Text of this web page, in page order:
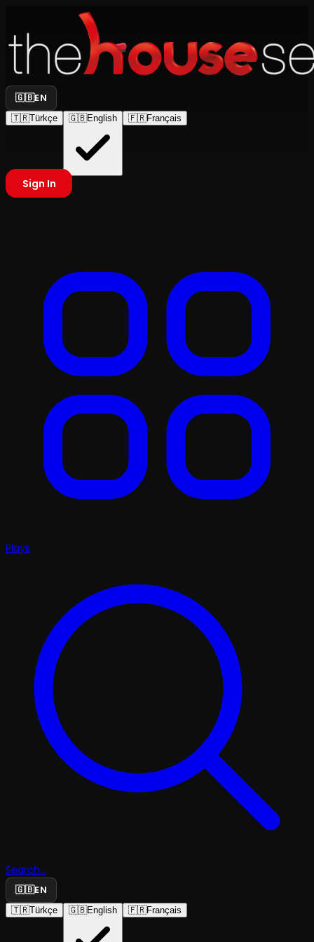
🇬🇧EN
🇹🇷Türkçe 🇬🇧English 🇫🇷Français
Sign In
Plays
Search...
🇬🇧EN
🇹🇷Türkçe 🇬🇧English 🇫🇷Français